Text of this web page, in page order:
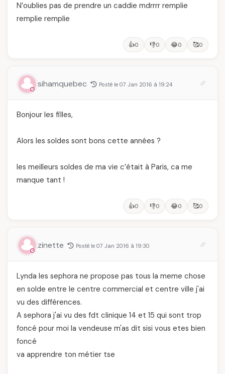
N’oublies pas de prendre un caddie mdrrrr remplie
remplie remplie
👍0 👎0 😂0 🥰0
sihamquebec Posté le 07 Jan 2016 à 19:24
Bonjour les filles,
Alors les soldes sont bons cette années ?
les meilleurs soldes de ma vie c’était à Paris, ca me
manque tant !
👍0 👎0 😂0 🥰0
zinette Posté le 07 Jan 2016 à 19:30
Lynda les sephora ne propose pas tous la meme chose
en solde entre le centre commercial et centre ville j'ai
vu des différences.
A sephora j'ai vu des fdt clinique 14 et 15 qui sont trop
foncé pour moi la vendeuse m'as dit sisi vous etes bien
foncé
va apprendre ton métier tse